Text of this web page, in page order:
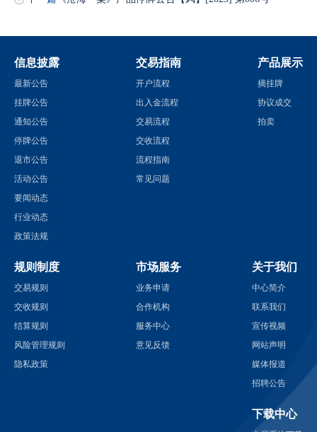
信息披露
最新公告
挂牌公告
通知公告
停牌公告
退市公告
活动公告
要闻动态
行业动态
政策法规
交易指南
开户流程
出入金流程
交易流程
交收流程
流程指南
常见问题
产品展示
摘挂牌
协议成交
拍卖
规则制度
交易规则
交收规则
结算规则
风险管理规则
隐私政策
市场服务
业务申请
合作机构
服务中心
意见反馈
关于我们
中心简介
联系我们
宣传视频
网站声明
媒体报道
招聘公告
下载中心